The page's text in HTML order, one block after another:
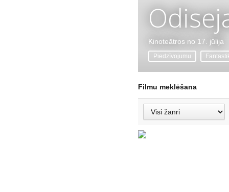
Kinoteātros no 17. jūlija
Piedzīvojumu
Filmu meklēšana